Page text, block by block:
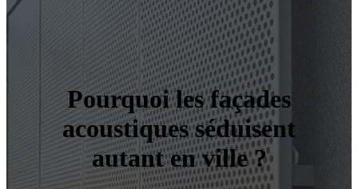
Pourquoi les façades
acoustiques séduisent
autant en ville ?